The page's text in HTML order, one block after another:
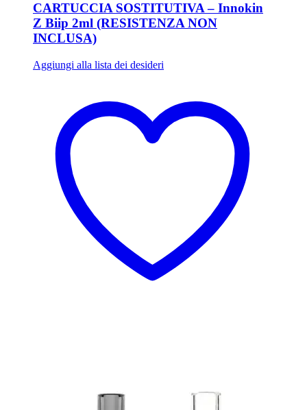
CARTUCCIA SOSTITUTIVA – Innokin
Z Biip 2ml (RESISTENZA NON
INCLUSA)
Aggiungi alla lista dei desideri